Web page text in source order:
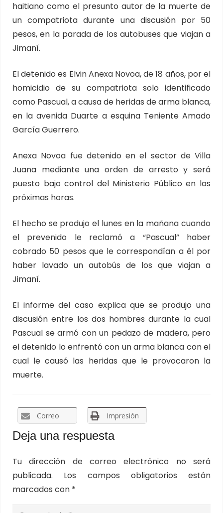
haitiano como el presunto autor de la muerte de
un compatriota durante una discusión por 50
pesos, en la parada de los autobuses que viajan a
Jimaní.
El detenido es Elvin Anexa Novoa, de 18 años, por el
homicidio de su compatriota solo identificado
como Pascual, a causa de heridas de arma blanca,
en la avenida Duarte a esquina Teniente Amado
García Guerrero.
Anexa Novoa fue detenido en el sector de Villa
Juana mediante una orden de arresto y será
puesto bajo control del Ministerio Público en las
próximas horas.
El hecho se produjo el lunes en la mañana cuando
el prevenido le reclamó a “Pascual” haber
cobrado 50 pesos que le correspondían a él por
haber lavado un autobús de los que viajan a
Jimaní.
El informe del caso explica que se produjo una
discusión entre los dos hombres durante la cual
Pascual se armó con un pedazo de madera, pero
el detenido lo enfrentó con un arma blanca con el
cual le causó las heridas que le provocaron la
muerte.
Correo Impresión
Deja una respuesta
Tu dirección de correo electrónico no será
publicada.
Los campos obligatorios están
marcados con *